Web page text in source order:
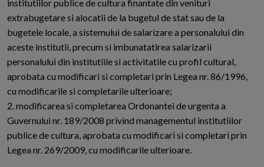
institutiilor publice de cultura finantate din venituri
extrabugetare si alocatii de la bugetul de stat sau de la
bugetele locale, a sistemului de salarizare a personalului din
aceste institutii, precum si imbunatatirea salarizarii
personalului din institutiile si activitatile cu profil cultural,
aprobata cu modificari si completari prin Legea nr. 86/1996,
cu modificarile si completarile ulterioare;
2. modificarea si completarea Ordonantei de urgenta a
Guvernului nr. 189/2008 privind managementul institutiilor
publice de cultura, aprobata cu modificari si completari prin
Legea nr. 269/2009, cu modificarile ulterioare.